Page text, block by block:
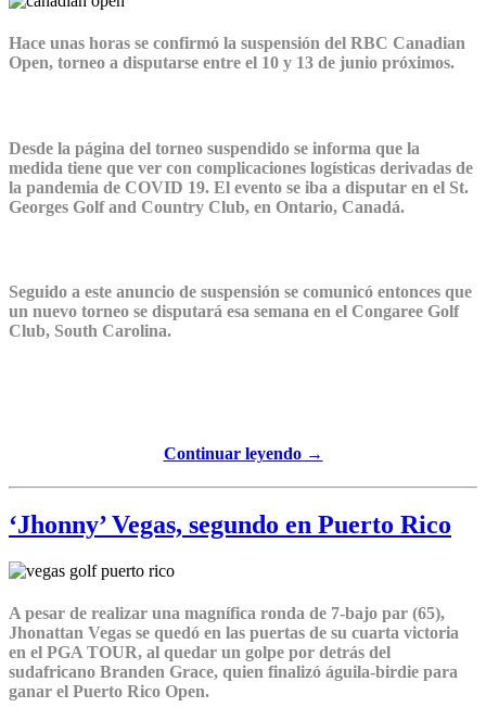
Hace unas horas se confirmó la suspensión del RBC Canadian
Open, torneo a disputarse entre el 10 y 13 de junio próximos.
Desde la página del torneo suspendido se informa que la
medida tiene que ver con complicaciones logísticas derivadas de
la pandemia de COVID 19. El evento se iba a disputar en el St.
Georges Golf and Country Club, en Ontario, Canadá.
Seguido a este anuncio de suspensión se comunicó entonces que
un nuevo torneo se disputará esa semana en el Congaree Golf
Club, South Carolina.
Continuar leyendo →
‘Jhonny’ Vegas, segundo en Puerto Rico
A pesar de realizar una magnífica ronda de 7-bajo par (65),
Jhonattan Vegas se quedó en las puertas de su cuarta victoria
en el PGA TOUR, al quedar un golpe por detrás del
sudafricano Branden Grace, quien finalizó águila-birdie para
ganar el Puerto Rico Open.